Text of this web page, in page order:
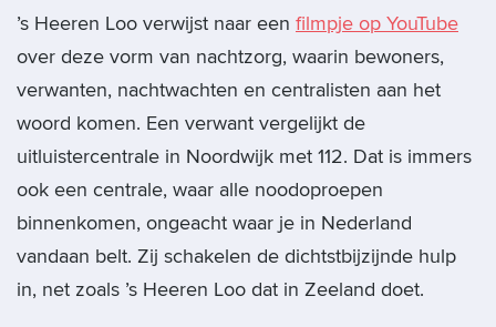
’s Heeren Loo verwijst naar een filmpje op YouTube
over deze vorm van nachtzorg, waarin bewoners,
verwanten, nachtwachten en centralisten aan het
woord komen. Een verwant vergelijkt de
uitluistercentrale in Noordwijk met 112. Dat is immers
ook een centrale, waar alle noodoproepen
binnenkomen, ongeacht waar je in Nederland
vandaan belt. Zij schakelen de dichtstbijzijnde hulp
in, net zoals ’s Heeren Loo dat in Zeeland doet.